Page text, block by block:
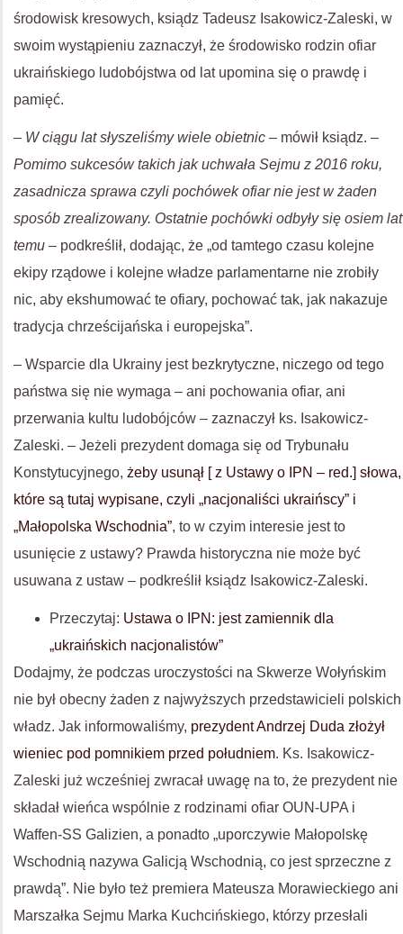
środowisk kresowych, ksiądz Tadeusz Isakowicz-Zaleski, w
swoim wystąpieniu zaznaczył, że środowisko rodzin ofiar
ukraińskiego ludobójstwa od lat upomina się o prawdę i
pamięć.
– W ciągu lat słyszeliśmy wiele obietnic – mówił ksiądz. –
Pomimo sukcesów takich jak uchwała Sejmu z 2016 roku,
zasadnicza sprawa czyli pochówek ofiar nie jest w żaden
sposób zrealizowany. Ostatnie pochówki odbyły się osiem lat
temu – podkreślił, dodając, że „od tamtego czasu kolejne
ekipy rządowe i kolejne władze parlamentarne nie zrobiły
nic, aby ekshumować te ofiary, pochować tak, jak nakazuje
tradycja chrześcijańska i europejska”.
– Wsparcie dla Ukrainy jest bezkrytyczne, niczego od tego
państwa się nie wymaga – ani pochowania ofiar, ani
przerwania kultu ludobójców – zaznaczył ks. Isakowicz-
Zaleski. – Jeżeli prezydent domaga się od Trybunału
Konstytucyjnego, żeby usunął [ z Ustawy o IPN – red.] słowa,
które są tutaj wypisane, czyli „nacjonaliści ukraińscy” i
„Małopolska Wschodnia”, to w czyim interesie jest to
usunięcie z ustawy? Prawda historyczna nie może być
usuwana z ustaw – podkreślił ksiądz Isakowicz-Zaleski.
Przeczytaj: Ustawa o IPN: jest zamiennik dla
„ukraińskich nacjonalistów”
Dodajmy, że podczas uroczystości na Skwerze Wołyńskim
nie był obecny żaden z najwyższych przedstawicieli polskich
władz. Jak informowaliśmy, prezydent Andrzej Duda złożył
wieniec pod pomnikiem przed południem. Ks. Isakowicz-
Zaleski już wcześniej zwracał uwagę na to, że prezydent nie
składał wieńca wspólnie z rodzinami ofiar OUN-UPA i
Waffen-SS Galizien, a ponadto „uporczywie Małopolskę
Wschodnią nazywa Galicją Wschodnią, co jest sprzeczne z
prawdą”. Nie było też premiera Mateusza Morawieckiego ani
Marszałka Sejmu Marka Kuchcińskiego, którzy przesłali